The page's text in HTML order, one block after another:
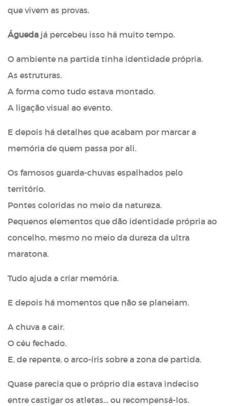
que vivem as provas.
Águeda já percebeu isso há muito tempo.
O ambiente na partida tinha identidade própria.
As estruturas.
A forma como tudo estava montado.
A ligação visual ao evento.
E depois há detalhes que acabam por marcar a
memória de quem passa por ali.
Os famosos guarda-chuvas espalhados pelo
território.
Pontes coloridas no meio da natureza.
Pequenos elementos que dão identidade própria ao
concelho, mesmo no meio da dureza da ultra
maratona.
Tudo ajuda a criar memória.
E depois há momentos que não se planeiam.
A chuva a cair.
O céu fechado.
E, de repente, o arco-íris sobre a zona de partida.
Quase parecia que o próprio dia estava indeciso
entre castigar os atletas… ou recompensá-los.